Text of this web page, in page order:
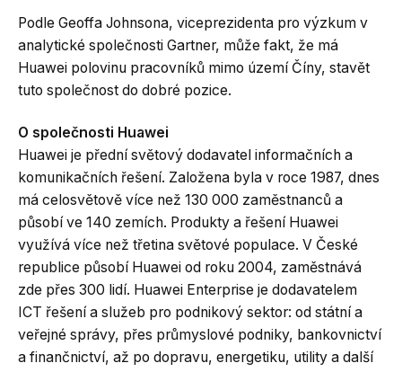
Podle Geoffa Johnsona, viceprezidenta pro výzkum v
analytické společnosti Gartner, může fakt, že má
Huawei polovinu pracovníků mimo území Číny, stavět
tuto společnost do dobré pozice.
O společnosti Huawei
Huawei je přední světový dodavatel informačních a
komunikačních řešení. Založena byla v roce 1987, dnes
má celosvětově více než 130 000 zaměstnanců a
působí ve 140 zemích. Produkty a řešení Huawei
využívá více než třetina světové populace. V České
republice působí Huawei od roku 2004, zaměstnává
zde přes 300 lidí. Huawei Enterprise je dodavatelem
ICT řešení a služeb pro podnikový sektor: od státní a
veřejné správy, přes průmyslové podniky, bankovnictví
a finančnictví, až po dopravu, energetiku, utility a další